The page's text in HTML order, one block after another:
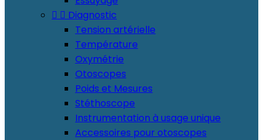
  Diagnostic
Tension artérielle
Température
Oxymétrie
Otoscopes
Poids et Mesures
Stéthoscope
Instrumentation à usage unique
Accessoires pour otoscopes